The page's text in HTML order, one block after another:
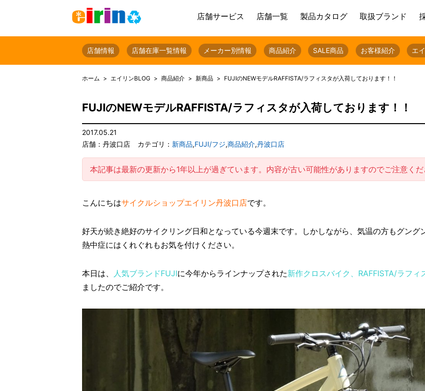
店舗サービス 店舗一覧 製品カタログ 取扱ブランド
店舗情報 店舗在庫一覧情報 メーカー別情報 商品紹介 SALE商品 お客様紹介 エ
ホーム エイリンBLOG 商品紹介 新商品 FUJIのNEWモデルRAFFISTA/ラフィスタが入荷しております！！
FUJIのNEWモデルRAFFISTA/ラフィスタが入荷しております！！
2017.05.21
店舗：丹波口店
カテゴリ： 新商品,FUJI/フジ,商品紹介,丹波口店
本記事は最新の更新から1年以上が過ぎています。内容が古い可能性がありますのでご注意くだ
こんにちはサイクルショップエイリン丹波口店です。
好天が続き絶好のサイクリング日和となっている今週末です。しかしながら、気温の方もグング
熱中症にはくれぐれもお気を付けください。
本日は、 人気ブランドFUJIに今年からラインナップされた新作クロスバイク、RAFFISTA/ラフィ
ましたのでご紹介です。